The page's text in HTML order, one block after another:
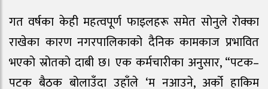
गत वर्षका केही महत्वपूर्ण फाइलहरू समेत सोनुले रोक्का
राखेका कारण नगरपालिकाको दैनिक कामकाज प्रभावित
भएको स्रोतको दाबी छ। एक कर्मचारीका अनुसार, “पटक–
पटक बैठक बोलाउँदा उहाँले ‘म नआउने, अर्को हाकिम